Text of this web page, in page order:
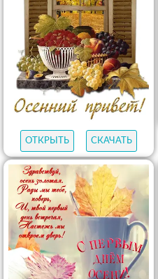
ОТКРЫТЬ СКАЧАТЬ